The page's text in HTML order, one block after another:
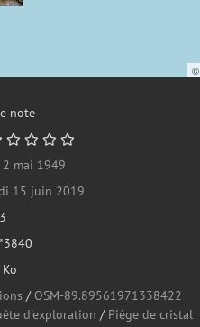
©
note
mai 1949
15 juin 2019
/ OSM-89.89561971338422
d'exploration / Piège de cristal